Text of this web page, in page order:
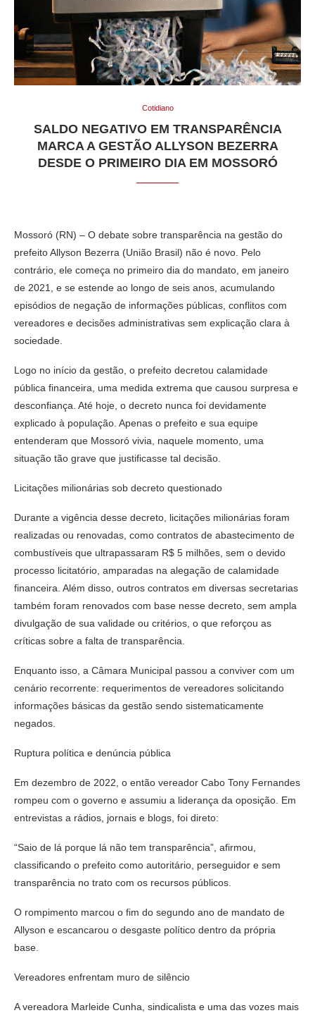
Cotidiano
SALDO NEGATIVO EM TRANSPARÊNCIA
MARCA A GESTÃO ALLYSON BEZERRA
DESDE O PRIMEIRO DIA EM MOSSORÓ
Mossoró (RN) – O debate sobre transparência na gestão do
prefeito Allyson Bezerra (União Brasil) não é novo. Pelo
contrário, ele começa no primeiro dia do mandato, em janeiro
de 2021, e se estende ao longo de seis anos, acumulando
episódios de negação de informações públicas, conflitos com
vereadores e decisões administrativas sem explicação clara à
sociedade.
Logo no início da gestão, o prefeito decretou calamidade
pública financeira, uma medida extrema que causou surpresa e
desconfiança. Até hoje, o decreto nunca foi devidamente
explicado à população. Apenas o prefeito e sua equipe
entenderam que Mossoró vivia, naquele momento, uma
situação tão grave que justificasse tal decisão.
Licitações milionárias sob decreto questionado
Durante a vigência desse decreto, licitações milionárias foram
realizadas ou renovadas, como contratos de abastecimento de
combustíveis que ultrapassaram R$ 5 milhões, sem o devido
processo licitatório, amparadas na alegação de calamidade
financeira. Além disso, outros contratos em diversas secretarias
também foram renovados com base nesse decreto, sem ampla
divulgação de sua validade ou critérios, o que reforçou as
críticas sobre a falta de transparência.
Enquanto isso, a Câmara Municipal passou a conviver com um
cenário recorrente: requerimentos de vereadores solicitando
informações básicas da gestão sendo sistematicamente
negados.
Ruptura política e denúncia pública
Em dezembro de 2022, o então vereador Cabo Tony Fernandes
rompeu com o governo e assumiu a liderança da oposição. Em
entrevistas a rádios, jornais e blogs, foi direto:
“Saio de lá porque lá não tem transparência”, afirmou,
classificando o prefeito como autoritário, perseguidor e sem
transparência no trato com os recursos públicos.
O rompimento marcou o fim do segundo ano de mandato de
Allyson e escancarou o desgaste político dentro da própria
base.
Vereadores enfrentam muro de silêncio
A vereadora Marleide Cunha, sindicalista e uma das vozes mais